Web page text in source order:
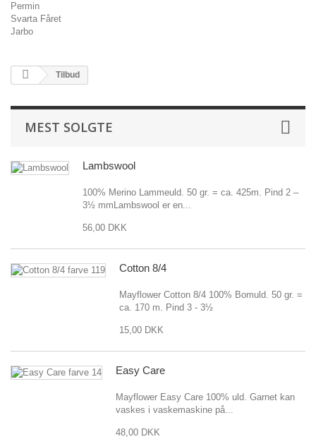
Permin
Svarta Fåret
Jarbo
Tilbud
MEST SOLGTE
Lambswool
100% Merino Lammeuld. 50 gr. = ca. 425m. Pind 2 –
3½ mmLambswool er en...
56,00 DKK
Cotton 8/4
Mayflower Cotton 8/4 100% Bomuld. 50 gr. =
ca. 170 m. Pind 3 - 3½
15,00 DKK
Easy Care
Mayflower Easy Care 100% uld. Garnet kan
vaskes i vaskemaskine på...
48,00 DKK